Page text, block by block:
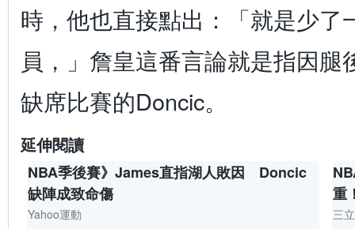
時，他也直接點出：「就是少了
員，」詹皇這番言論就是指因腿
缺席比賽的Doncic。
延伸閱讀
NBA季後賽》James直指湖人敗因 Doncic
缺陣成致命傷
Yahoo運動
重
三